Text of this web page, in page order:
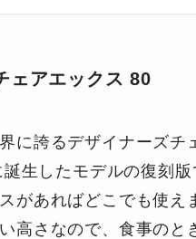
ェアエックス 80
に誇るデザイナーズチ
生したモデルの復刻
があればどこでも使え
高さなので、食事のと